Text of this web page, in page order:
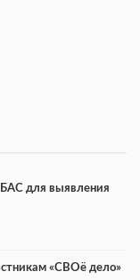
для выявления
«СВОё дело»